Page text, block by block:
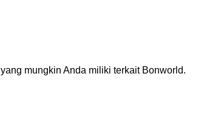
mungkin Anda miliki terkait Bonworld.